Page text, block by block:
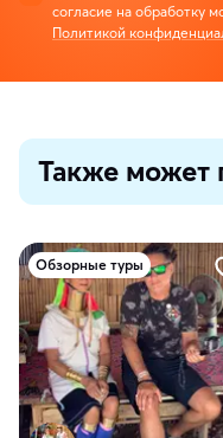
согласие на обработку
Политикой
Также может
Обзорные туры